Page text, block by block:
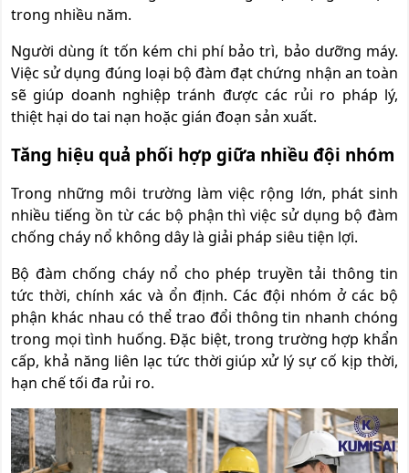
trong nhiều năm.
Người dùng ít tốn kém chi phí bảo trì, bảo dưỡng máy.
Việc sử dụng đúng loại bộ đàm đạt chứng nhận an toàn
sẽ giúp doanh nghiệp tránh được các rủi ro pháp lý,
thiệt hại do tai nạn hoặc gián đoạn sản xuất.
Tăng hiệu quả phối hợp giữa nhiều đội nhóm
Trong những môi trường làm việc rộng lớn, phát sinh
nhiều tiếng ồn từ các bộ phận thì việc sử dụng bộ đàm
chống cháy nổ không dây là giải pháp siêu tiện lợi.
Bộ đàm chống cháy nổ cho phép truyền tải thông tin
tức thời, chính xác và ổn định. Các đội nhóm ở các bộ
phận khác nhau có thể trao đổi thông tin nhanh chóng
trong mọi tình huống. Đặc biệt, trong trường hợp khẩn
cấp, khả năng liên lạc tức thời giúp xử lý sự cố kịp thời,
hạn chế tối đa rủi ro.